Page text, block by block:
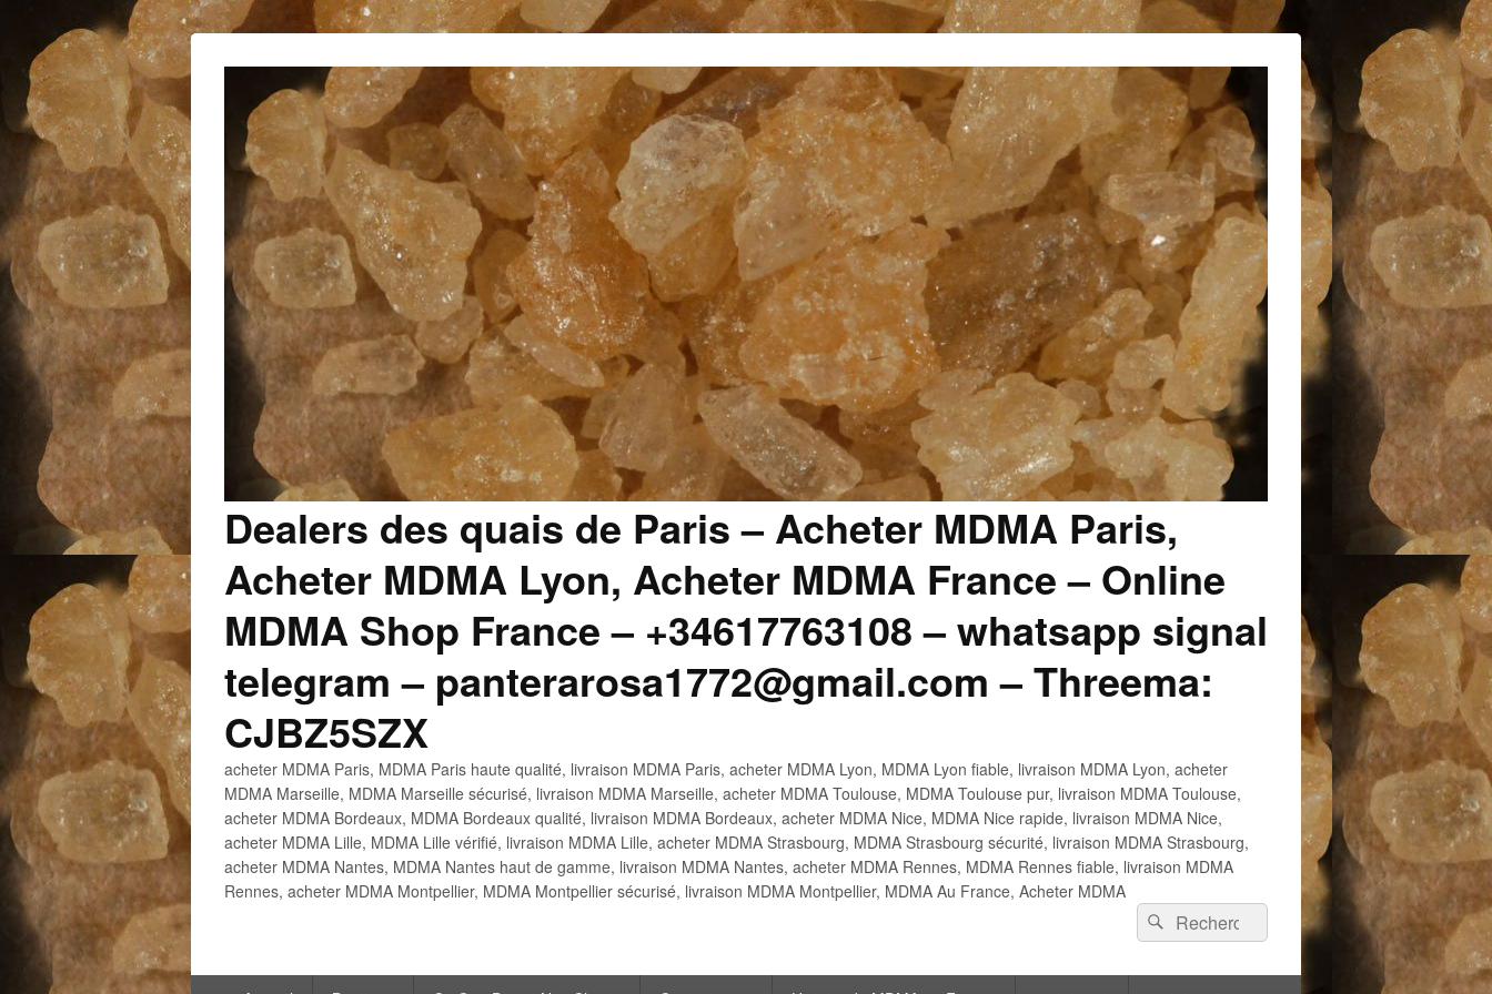
Dealers des quais de Paris – Acheter MDMA Paris,
Acheter MDMA Lyon, Acheter MDMA France – Online
MDMA Shop France – +34617763108 – whatsapp signal
telegram – panterarosa1772@gmail.com – Threema:
CJBZ5SZX
acheter MDMA Paris, MDMA Paris haute qualité, livraison MDMA Paris, acheter MDMA Lyon, MDMA Lyon fiable, livraison MDMA Lyon, acheter
MDMA Marseille, MDMA Marseille sécurisé, livraison MDMA Marseille, acheter MDMA Toulouse, MDMA Toulouse pur, livraison MDMA Toulouse,
acheter MDMA Bordeaux, MDMA Bordeaux qualité, livraison MDMA Bordeaux, acheter MDMA Nice, MDMA Nice rapide, livraison MDMA Nice,
acheter MDMA Lille, MDMA Lille vérifié, livraison MDMA Lille, acheter MDMA Strasbourg, MDMA Strasbourg sécurité, livraison MDMA Strasbourg,
acheter MDMA Nantes, MDMA Nantes haut de gamme, livraison MDMA Nantes, acheter MDMA Rennes, MDMA Rennes fiable, livraison MDMA
Rennes, acheter MDMA Montpellier, MDMA Montpellier sécurisé, livraison MDMA Montpellier, MDMA Au France, Acheter MDMA
Recherche :
Rechercher
Menu